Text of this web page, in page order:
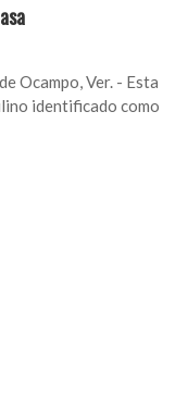
Ocampo, Ver. - Esta
identificado como